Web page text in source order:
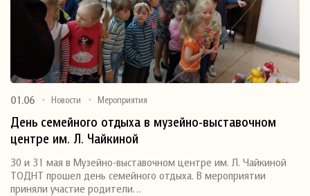
01.06 Новости Мероприятия
День семейного отдыха в музейно-выставочном
центре им. Л. Чайкиной
30 и 31 мая в Музейно-выставочном центре им. Л. Чайкиной
ТОДНТ прошел день семейного отдыха. В мероприятии
приняли участие родители…